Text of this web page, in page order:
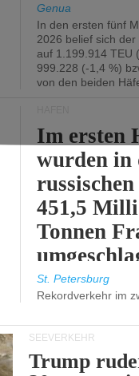
Genua
In den ersten fünf
2026 belief sich
auf 1.199.914 TEU
999.228 (-1,4 %)
von den beiden
Im ersten
wurden in
451,5
Tonnen
%).
St. Petersburg
Rekordverkehr im
SEEVERKEHR
Trump